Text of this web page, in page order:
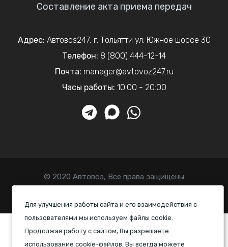
Для улучшения работы сайта и его взаимодействия с
пользователями мы используем файлы cookie.
Продолжая работу с сайтом, Вы разрешаете
использование cookie-файлов. Вы всегда можете
Составление акта приема передач
Адрес: Автовоз247, г. Тольятти ул. Южное шоссе 30
Телефон: 8 (800) 444-12-14
Почта: manager@avtovoz247.ru
Часы работы: 10:00 - 20:00
© 2020 Автовоз, Все права защищены